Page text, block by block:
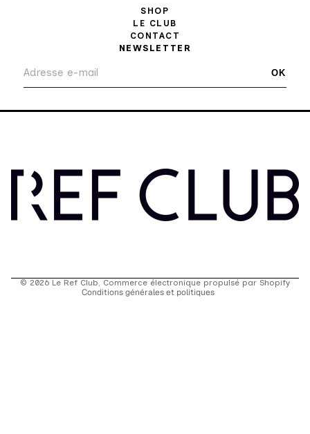
SHOP
LE CLUB
CONTACT
NEWSLETTER
OK
© 2026 Le Ref Club Commerce électronique propulsé par Shopify
Conditions générales et politiques
Conditions d’utilisation
Politique de remboursement
Conditions générales de vente